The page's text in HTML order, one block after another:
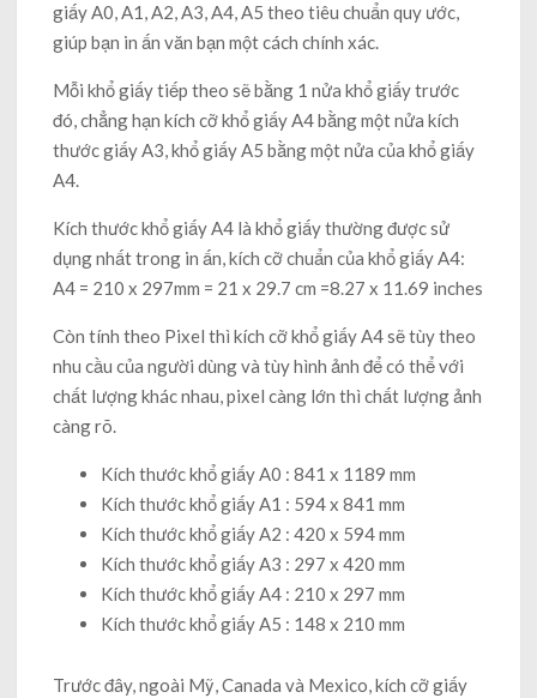
giấy A0, A1, A2, A3, A4, A5 theo tiêu chuẩn quy ước,
giúp bạn in ấn văn bạn một cách chính xác.
Mỗi khổ giấy tiếp theo sẽ bằng 1 nửa khổ giấy trước
đó, chẳng hạn kích cỡ khổ giấy A4 bằng một nửa kích
thước giấy A3, khổ giấy A5 bằng một nửa của khổ giấy
A4.
Kích thước khổ giấy A4 là khổ giấy thường được sử
dụng nhất trong in ấn, kích cỡ chuẩn của khổ giấy A4:
A4 = 210 x 297mm = 21 x 29.7 cm =8.27 x 11.69 inches
Còn tính theo Pixel thì kích cỡ khổ giấy A4 sẽ tùy theo
nhu cầu của người dùng và tùy hình ảnh để có thể với
chất lượng khác nhau, pixel càng lớn thì chất lượng ảnh
càng rõ.
Kích thước khổ giấy A0 : 841 x 1189 mm
Kích thước khổ giấy A1 : 594 x 841 mm
Kích thước khổ giấy A2 : 420 x 594 mm
Kích thước khổ giấy A3 : 297 x 420 mm
Kích thước khổ giấy A4 : 210 x 297 mm
Kích thước khổ giấy A5 : 148 x 210 mm
Trước đây, ngoài Mỹ, Canada và Mexico, kích cỡ giấy